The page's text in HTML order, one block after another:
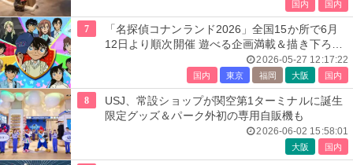
国内 国内
7
「名探偵コナンランド2026」全国15か所で6月
12日より順次開催 遊べる企画満載＆描き下ろし
2026-05-27 12:17:22
国内 東京 福岡 大阪 国内
8
USJ、常設ショップが関空第1ターミナルに誕生
限定グッズ＆パーク外初の専用自販機も
2026-06-02 15:58:01
大阪 国内